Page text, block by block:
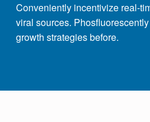
Conveniently incentivize real-
viral sources.
growth strategies before.